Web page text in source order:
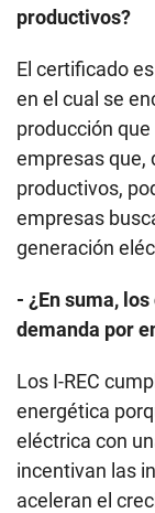
productivos?
El certificado
en el cual se
producción
empresas que,
productivos,
empresas
generación
- ¿En suma,
demanda por
Los I-REC
energética
eléctrica con
incentivan las
aceleran el